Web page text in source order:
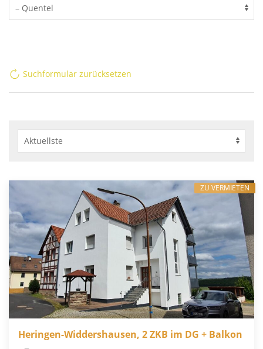
Suchformular zurücksetzen
Heringen-Widdershausen, 2 ZKB im DG + Balkon
ZU VERMIETEN